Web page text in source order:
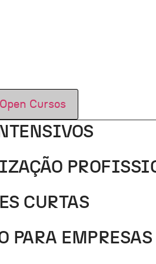
Open Cursos
CURTAS
PARA EMPRESAS